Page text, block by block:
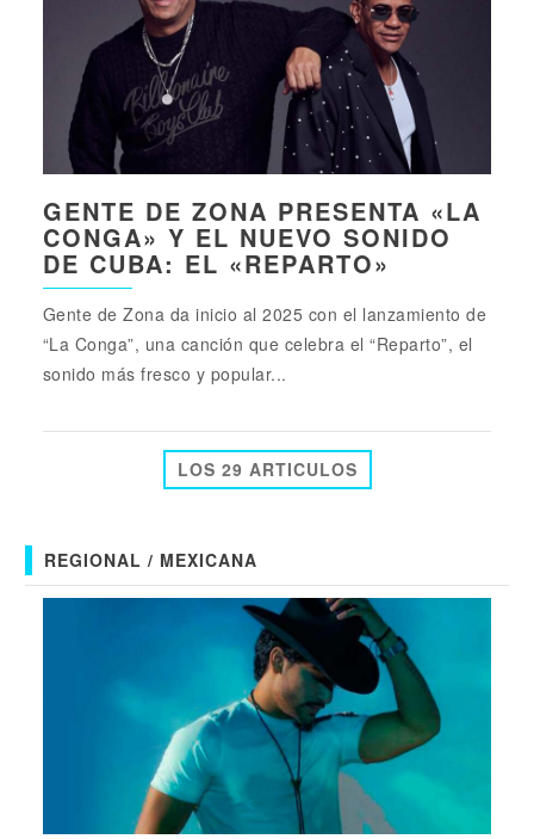
GENTE DE ZONA PRESENTA «LA
CONGA» Y EL NUEVO SONIDO
DE CUBA: EL «REPARTO»
Gente de Zona da inicio al 2025 con el lanzamiento de
“La Conga”, una canción que celebra el “Reparto”, el
sonido más fresco y popular...
LOS 29 ARTICULOS
REGIONAL / MEXICANA